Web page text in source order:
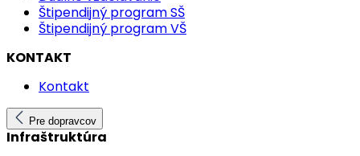
Štipendijný program SŠ
Štipendijný program VŠ
KONTAKT
Kontakt
Pre dopravcov
Infraštruktúra